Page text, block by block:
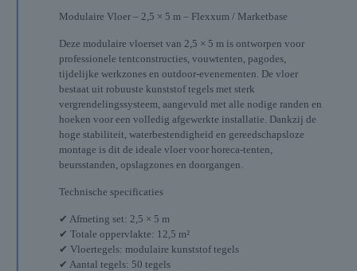
Modulaire Vloer – 2,5 × 5 m – Flexxum / Marketbase
Deze modulaire vloerset van 2,5 × 5 m is ontworpen voor
professionele tentconstructies, vouwtenten, pagodes,
tijdelijke werkzones en outdoor-evenementen. De vloer
bestaat uit robuuste kunststof tegels met sterk
vergrendelingssysteem, aangevuld met alle nodige randen en
hoeken voor een volledig afgewerkte installatie. Dankzij de
hoge stabiliteit, waterbestendigheid en gereedschapsloze
montage is dit de ideale vloer voor horeca-tenten,
beursstanden, opslagzones en doorgangen.
Technische specificaties
✔ Afmeting set: 2,5 × 5 m
✔ Totale oppervlakte: 12,5 m²
✔ Vloertegels: modulaire kunststof tegels
✔ Aantal tegels: 50 tegels